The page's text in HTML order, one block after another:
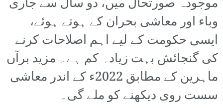
موجودہ صورتحال میں، دو سال سے جاری
وباء اور معاشی بحران کے ہوتے ہوئے،
ایسی حکومت کے لیے اہم اصلاحات کرنے
کی گنجائش بہت زیادہ کم ہے۔ مزید برآں
ماہرین کے مطابق 2022ء کے اندر معاشی
سست روی دیکھنے کو ملے گی۔